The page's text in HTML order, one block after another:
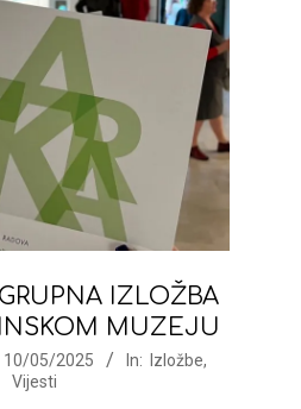
IZLOŽBA
MUZEJU
10/05/2025 In: Izložbe,
Vijesti